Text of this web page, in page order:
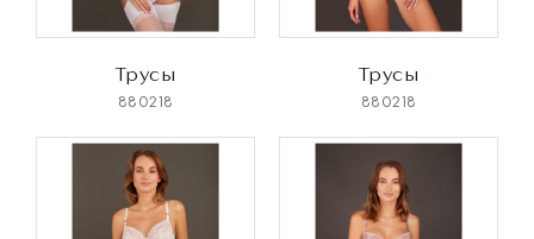
Трусы
880218
Трусы
880218